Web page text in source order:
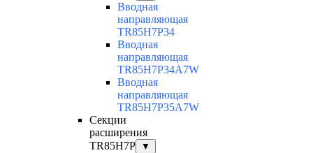
Вводная
направляющая
TR85H7P34
Вводная
направляющая
TR85H7P34A7W
Вводная
направляющая
TR85H7P35A7W
Секции
расширения
TR85H7P
▼